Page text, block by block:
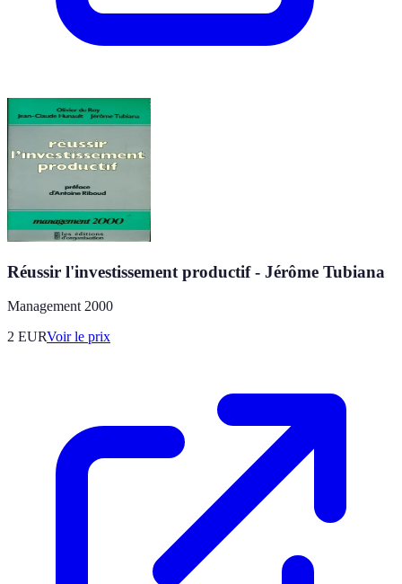
Réussir l'investissement productif - Jérôme Tubiana
Management 2000
2 EURVoir le prix